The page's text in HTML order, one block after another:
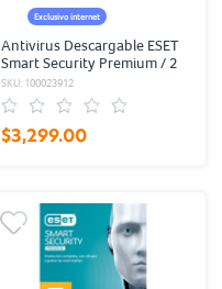
Exclusivo internet
Antivirus Descargable ESET
Smart Security Premium / 2
años / 7 dispositivos
SKU: 100023912
$3,299.00